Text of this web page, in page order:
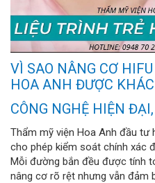
VÌ SAO NÂNG CƠ
HOA ANH ĐƯỢC
CÔNG NGHỆ HIỆN
Thẩm mỹ viện Hoa Anh đầu tư
cho phép kiểm soát chính xác
Mỗi đường bắn đều được tính
nâng cơ rõ rệt nhưng vẫn đảm